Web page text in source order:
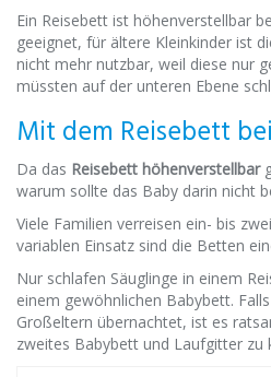
Ein Reisebett ist höhenverstellbar
geeignet, für ältere Kleinkinder ist
nicht mehr nutzbar, weil diese nur
müssten auf der unteren Ebene
Mit dem Reisebett
Da das Reisebett höhenverstellbar
warum sollte das Baby darin nicht
Viele Familien verreisen ein- bis
variablen Einsatz sind die Betten
Nur schlafen Säuglinge in einem
einem gewöhnlichen Babybett.
Großeltern übernachtet, ist es
zweites Babybett und Laufgitter zu